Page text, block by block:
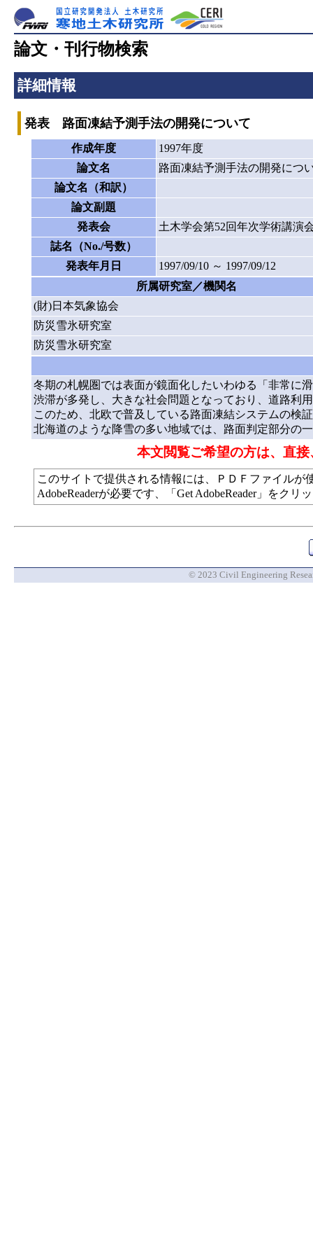
論文・刊行物検索
詳細情報
発表 路面凍結予測手法の開発について
作成年度
1997年度
論文名
路面凍結予測手法の開発につ
論文名（和訳）
論文副題
発表会
土木学会第52回年次学術講演
誌名（No./号数）
発表年月日
1997/09/10 ～ 1997/09/12
所属研究室／機関名
(財)日本気象協会
防災雪氷研究室
防災雪氷研究室
冬期の札幌圏では表面が鏡面化したいわゆる「非常に
渋滞が多発し、大きな社会問題となっており、道路利
このため、北欧で普及している路面凍結システムの検
北海道のような降雪の多い地域では、路面判定部分の
本文閲覧ご希望の方は、直
このサイトで提供される情報には、ＰＤＦファイル
AdobeReaderが必要です、「Get AdobeReader」をク
© 2023 Civil Engineering